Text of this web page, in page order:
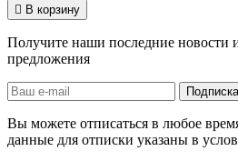
 В корзину
Получите наши последние новости
предложения
Вы можете отписаться в любое
данные для отписки указаны в